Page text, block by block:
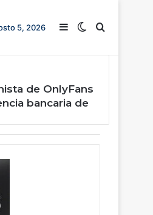
5, 2026 Barra lateral
Switch skin
Buscar
a
de OnlyFans
bancaria de